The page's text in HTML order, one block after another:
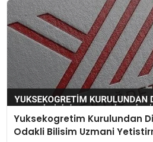
Yuksekogretim Kurulundan
Odakli Bilisim Uzmani